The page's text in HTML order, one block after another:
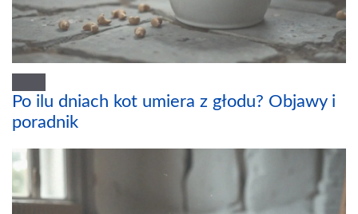
Po ilu dniach kot umiera z głodu? Objawy i
poradnik